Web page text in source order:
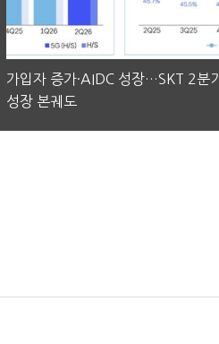
가입자 증가·AIDC 성장…SKT 2분기
성장 본궤도